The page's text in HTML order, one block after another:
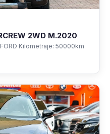
2WD M.2020
Kilometraje: 50000km